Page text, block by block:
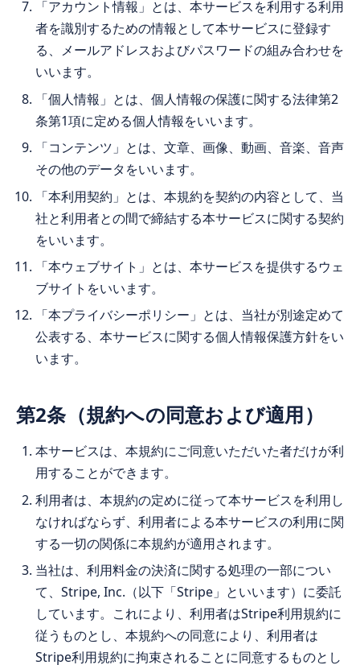
「アカウント情報」とは、本サービスを利用する利用
者を識別するための情報として本サービスに登録す
る、メールアドレスおよびパスワードの組み合わせを
いいます。
「個人情報」とは、個人情報の保護に関する法律第2
条第1項に定める個人情報をいいます。
「コンテンツ」とは、文章、画像、動画、音楽、音声
その他のデータをいいます。
「本利用契約」とは、本規約を契約の内容として、当
社と利用者との間で締結する本サービスに関する契約
をいいます。
「本ウェブサイト」とは、本サービスを提供するウェ
ブサイトをいいます。
「本プライバシーポリシー」とは、当社が別途定めて
公表する、本サービスに関する個人情報保護方針をい
います。
第2条（規約への同意および適用）
本サービスは、本規約にご同意いただいた者だけが利
用することができます。
利用者は、本規約の定めに従って本サービスを利用し
なければならず、利用者による本サービスの利用に関
する一切の関係に本規約が適用されます。
当社は、利用料金の決済に関する処理の一部につい
て、Stripe, Inc.（以下「Stripe」といいます）に委託
しています。これにより、利用者はStripe利用規約に
従うものとし、本規約への同意により、利用者は
Stripe利用規約に拘束されることに同意するものとし